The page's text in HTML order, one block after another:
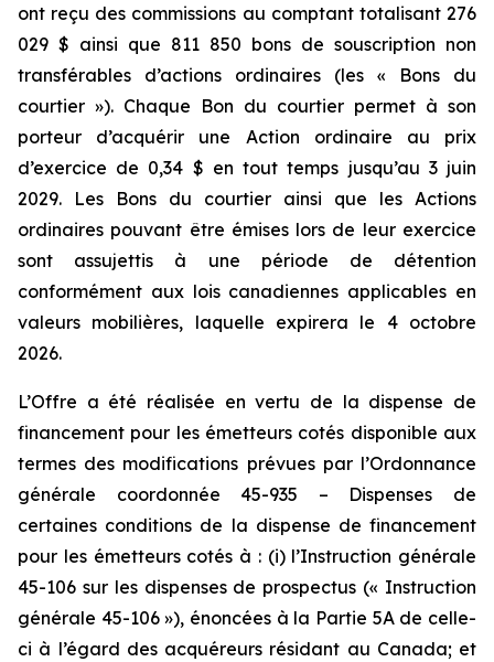
ont reçu des commissions au comptant totalisant 276
029 $ ainsi que 811 850 bons de souscription non
transférables d’actions ordinaires (les « Bons du
courtier »). Chaque Bon du courtier permet à son
porteur d’acquérir une Action ordinaire au prix
d’exercice de 0,34 $ en tout temps jusqu’au 3 juin
2029. Les Bons du courtier ainsi que les Actions
ordinaires pouvant être émises lors de leur exercice
sont assujettis à une période de détention
conformément aux lois canadiennes applicables en
valeurs mobilières, laquelle expirera le 4 octobre
2026.
L’Offre a été réalisée en vertu de la dispense de
financement pour les émetteurs cotés disponible aux
termes des modifications prévues par l’Ordonnance
générale coordonnée 45-935 – Dispenses de
certaines conditions de la dispense de financement
pour les émetteurs cotés à : (i) l’Instruction générale
45-106 sur les dispenses de prospectus (« Instruction
générale 45-106 »), énoncées à la Partie 5A de celle-
ci à l’égard des acquéreurs résidant au Canada; et